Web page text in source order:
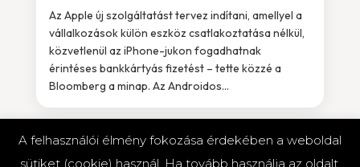
Az Apple új szolgáltatást tervez indítani, amellyel a
vállalkozások külön eszköz csatlakoztatása nélkül,
közvetlenül az iPhone-jukon fogadhatnak
érintéses bankkártyás fizetést – tette közzé a
Bloomberg a minap. Az Androidos...
A felhasználói élmény fokozása érdekében a weboldal
sütiket (cookie) használ. Ha tovább használja az oldalt,